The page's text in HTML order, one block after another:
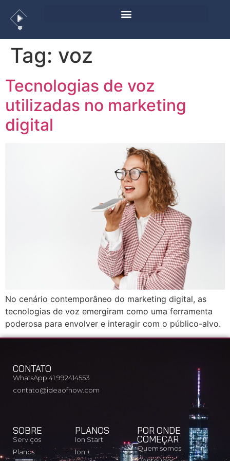
Tag: voz
Tecnologias de voz
utilizadas no marketing
digital
No cenário contemporâneo do marketing digital, as
tecnologias de voz emergiram como uma ferramenta
poderosa para envolver e interagir com o público-alvo.
CONTATO
WhatsApp 41 992414553
contato@ideaofnow.com
SOBRE
Serviços
Planos
PLANOS
Ion Start
Ion +
POR ONDE
COMEÇAR
Quem somos